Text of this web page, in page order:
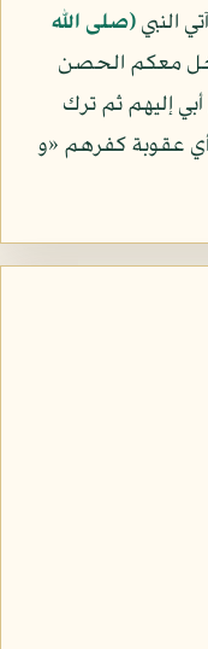
النبي(صلى الله
معكم الحصن
إليهم ثم ترك
عقوبة كفرهم «و